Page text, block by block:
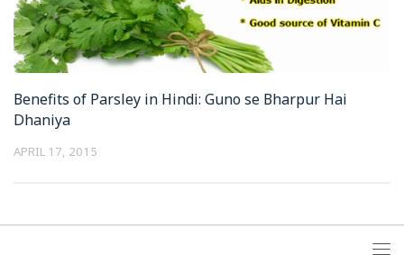
Benefits of Parsley in Hindi: Guno se Bharpur Hai
Dhaniya
APRIL 17, 2015